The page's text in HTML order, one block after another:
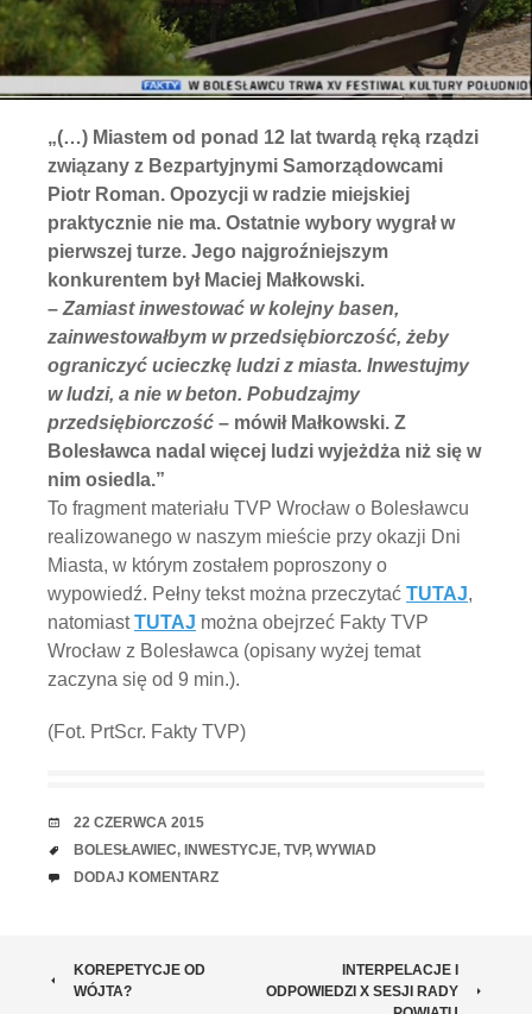
„(…) Miastem od ponad 12 lat twardą ręką rządzi
związany z Bezpartyjnymi Samorządowcami
Piotr Roman. Opozycji w radzie miejskiej
praktycznie nie ma. Ostatnie wybory wygrał w
pierwszej turze. Jego najgroźniejszym
konkurentem był Maciej Małkowski.
– Zamiast inwestować w kolejny basen,
zainwestowałbym w przedsiębiorczość, żeby
ograniczyć ucieczkę ludzi z miasta. Inwestujmy
w ludzi, a nie w beton. Pobudzajmy
przedsiębiorczość – mówił Małkowski. Z
Bolesławca nadal więcej ludzi wyjeżdża niż się w
nim osiedla.”
To fragment materiału TVP Wrocław o Bolesławcu
realizowanego w naszym mieście przy okazji Dni
Miasta, w którym zostałem poproszony o
wypowiedź. Pełny tekst można przeczytać TUTAJ,
natomiastTUTAJ można obejrzeć Fakty TVP
Wrocław z Bolesławca (opisany wyżej temat
zaczyna się od 9 min.).
(Fot. PrtScr. Fakty TVP)
RANDKA
22 CZERWCA 2015
TAGI
BOLESŁAWIEC, INWESTYCJE, TVP, WYWIAD
UWAGI
DODAJ KOMENTARZ
ZOBACZ
KOREPETYCJE OD
WÓJTA?
INTERPELACJE I
ODPOWIEDZI X SESJI RADY